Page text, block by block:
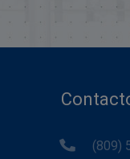
(809)